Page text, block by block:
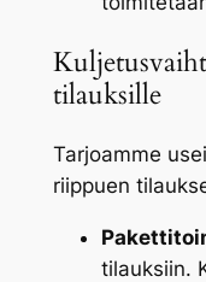
tilauksille
Tarjoamme
riippuen
tilauksiin.